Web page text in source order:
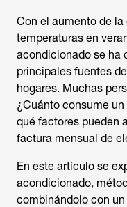
Con el aumento de
temperaturas en
acondicionado se ha
principales fuentes
hogares. Muchas
¿Cuánto consume
qué factores pueden
factura mensual de
En este artículo se
acondicionado,
combinándolo con un